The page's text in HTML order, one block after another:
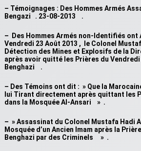
– Témoignages : Des Hommes Armés
Bengazi . 23-08-2013 .
– Des Hommes Armés non-Identifiés ont
Vendredi 23 Août 2013 , le Colonel
Détection des Mines et Explosifs de la
après avoir quitté les Prières du
Benghazi .
– Des Témoins ont dit : » Que la
lui Tirant directement après quittant les
dans la Mosquée Al-Ansari » .
– » Assassinat du Colonel Mustafa Hadi
Mosquée d’un Ancien Imam après la
Benghazi par des Criminels » .